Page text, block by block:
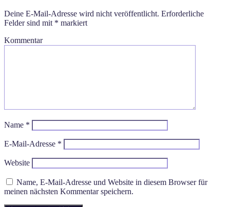
Deine E-Mail-Adresse wird nicht veröffentlicht. Erforderliche
Felder sind mit * markiert
Kommentar
Name *
E-Mail-Adresse *
Website
Name, E-Mail-Adresse und Website in diesem Browser für
meinen nächsten Kommentar speichern.